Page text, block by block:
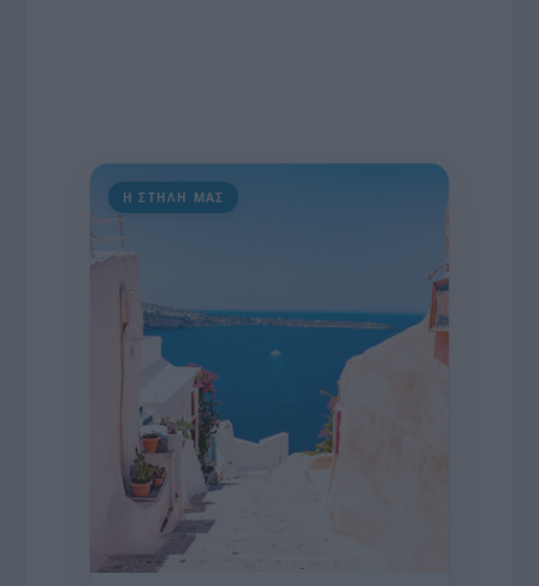
Η ΣΤΗΛΗ ΜΑΣ